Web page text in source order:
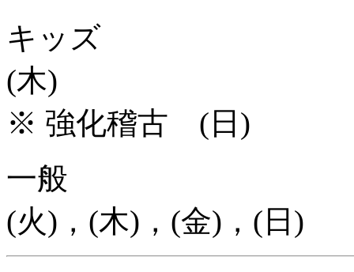
キッズ
(木)
※ 強化稽古 (日)
一般
(火)，(木)，(金)，(日)